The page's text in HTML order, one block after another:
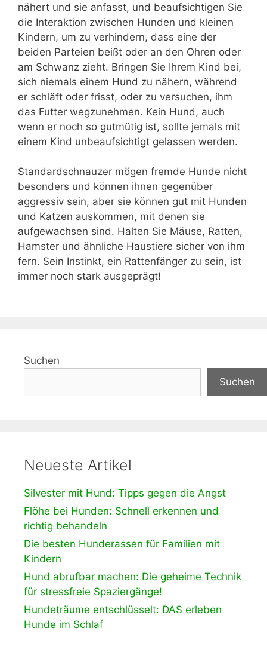
nähert und sie anfasst, und beaufsichtigen Sie
die Interaktion zwischen Hunden und kleinen
Kindern, um zu verhindern, dass eine der
beiden Parteien beißt oder an den Ohren oder
am Schwanz zieht. Bringen Sie Ihrem Kind bei,
sich niemals einem Hund zu nähern, während
er schläft oder frisst, oder zu versuchen, ihm
das Futter wegzunehmen. Kein Hund, auch
wenn er noch so gutmütig ist, sollte jemals mit
einem Kind unbeaufsichtigt gelassen werden.
Standardschnauzer mögen fremde Hunde nicht
besonders und können ihnen gegenüber
aggressiv sein, aber sie können gut mit Hunden
und Katzen auskommen, mit denen sie
aufgewachsen sind. Halten Sie Mäuse, Ratten,
Hamster und ähnliche Haustiere sicher von ihm
fern. Sein Instinkt, ein Rattenfänger zu sein, ist
immer noch stark ausgeprägt!
Suchen
Suchen
Neueste Artikel
Silvester mit Hund: Tipps gegen die Angst
Flöhe bei Hunden: Schnell erkennen und
richtig behandeln
Die besten Hunderassen für Familien mit
Kindern
Hund abrufbar machen: Die geheime Technik
für stressfreie Spaziergänge!
Hundeträume entschlüsselt: DAS erleben
Hunde im Schlaf